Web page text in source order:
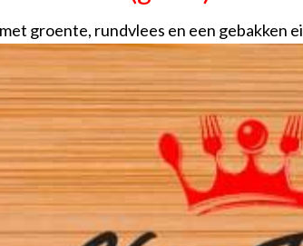
groente, rundvlees en een gebakken ei